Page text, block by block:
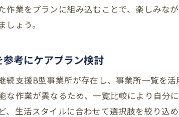
パソコン作業
継続的な就労
大阪市の居宅介護
作業をプランに組み込むことで、楽しみな
ょう。
考にケアプラン検討
続支援B型事業所が存在し、事業所一覧を
な作業が異なるため、一覧比較により自分
、生活スタイルに合わせて選択肢を絞り込